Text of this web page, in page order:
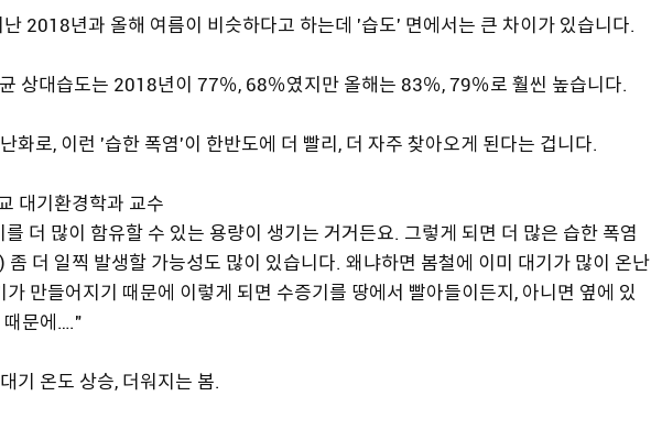
2018년과 올해 여름이 비슷하다고 하는데 '습도' 면에서는 큰 차이가 있습니다.
상대습도는 2018년이 77％, 68％였지만 올해는 83％, 79％로 훨씬 높습니다.
화로, 이런 '습한 폭염'이 한반도에 더 빨리, 더 자주 찾아오게 된다는 겁니다.
대기환경학과 교수
더 많이 함유할 수 있는 용량이 생기는 거거든요. 그렇게 되면 더 많은 습한 폭염
더 일찍 발생할 가능성도 많이 있습니다. 왜냐하면 봄철에 이미 대기가 많이 온난
만들어지기 때문에 이렇게 되면 수증기를 땅에서 빨아들이든지, 아니면 옆에 있
때문에…."
기 온도 상승, 더워지는 봄.